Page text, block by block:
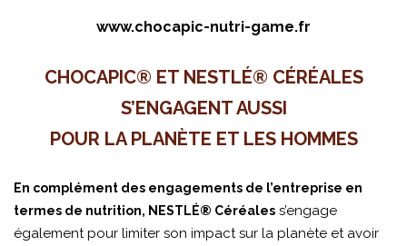
www.chocapic-nutri-game.fr
CHOCAPIC® ET NESTLÉ® CÉRÉALES
S’ENGAGENT AUSSI
POUR LA PLANÈTE ET LES HOMMES
En complément des engagements de l’entreprise en
termes de nutrition, NESTLÉ® Céréales s’engage
également pour limiter son impact sur la planète et avoir